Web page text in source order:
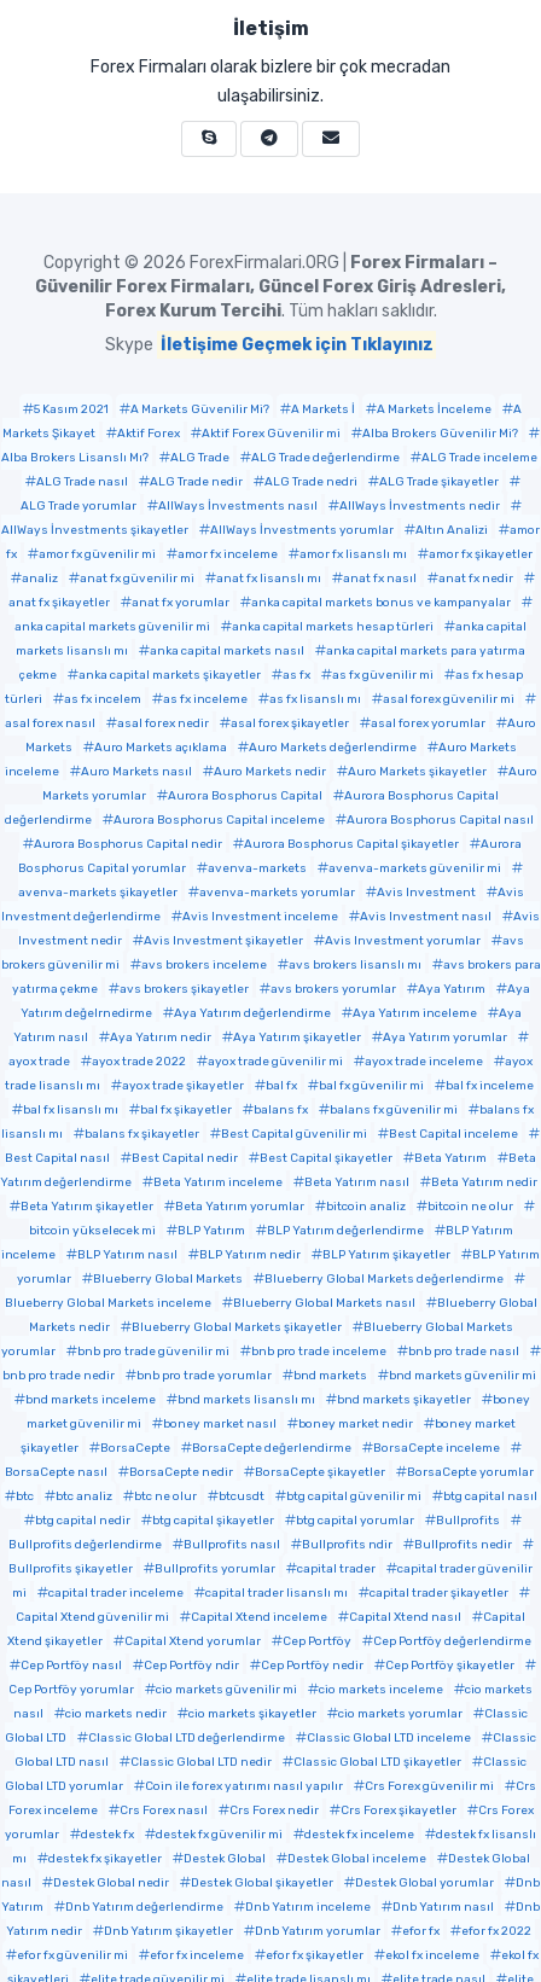
İletişim
Forex Firmaları olarak bizlere bir çok mecradan
ulaşabilirsiniz.
Copyright © 2026 ForexFirmalari.ORG |
Forex Firmaları –
Güvenilir Forex Firmaları, Güncel Forex Giriş Adresleri,
Forex Kurum Tercihi. Tüm hakları saklıdır.
Skype İletişime Geçmek için Tıklayınız
5 Kasım 2021 A Markets Güvenilir Mi? A Markets İ A Markets İnceleme
A
Markets Şikayet
Aktif Forex Aktif Forex Güvenilir mi
Alba Brokers Güvenilir Mi?
Alba Brokers Lisanslı Mı?
ALG Trade ALG Trade değerlendirme
ALG Trade inceleme
ALG Trade nasıl
ALG Trade nedir ALG Trade nedri
ALG Trade şikayetler
ALG Trade yorumlar
AllWays İnvestments nasıl
AllWays İnvestments nedir
AllWays İnvestments şikayetler
AllWays İnvestments yorumlar Altın Analizi
amor
fx
amor fx güvenilir mi amor fx inceleme amor fx lisanslı mı
amor fx şikayetler
analiz
anat fx güvenilir mi anat fx lisanslı mı anat fx nasıl
anat fx nedir
anat fx şikayetler
anat fx yorumlar
anka capital markets bonus ve kampanyalar
anka capital markets güvenilir mi
anka capital markets hesap türleri
anka capital
markets lisanslı mı
anka capital markets nasıl
anka capital markets para yatırma
çekme
anka capital markets şikayetler as fx as fx güvenilir mi
as fx hesap
türleri
as fx incelem as fx inceleme as fx lisanslı mı
asal forex güvenilir mi
asal forex nasıl
asal forex nedir asal forex şikayetler asal forex yorumlar
Auro
Markets
Auro Markets açıklama Auro Markets değerlendirme
Auro Markets
inceleme
Auro Markets nasıl Auro Markets nedir Auro Markets şikayetler
Auro
Markets yorumlar
Aurora Bosphorus Capital
Aurora Bosphorus Capital
değerlendirme
Aurora Bosphorus Capital inceleme
Aurora Bosphorus Capital nasıl
Aurora Bosphorus Capital nedir
Aurora Bosphorus Capital şikayetler
Aurora
Bosphorus Capital yorumlar
avenva-markets
avenva-markets güvenilir mi
avenva-markets şikayetler
avenva-markets yorumlar Avis Investment
Avis
Investment değerlendirme
Avis Investment inceleme Avis Investment nasıl
Avis
Investment nedir
Avis Investment şikayetler Avis Investment yorumlar
avs
brokers güvenilir mi
avs brokers inceleme avs brokers lisanslı mı
avs brokers para
yatırma çekme
avs brokers şikayetler avs brokers yorumlar Aya Yatırım
Aya
Yatırım değelrnedirme
Aya Yatırım değerlendirme Aya Yatırım inceleme
Aya
Yatırım nasıl
Aya Yatırım nedir Aya Yatırım şikayetler
Aya Yatırım yorumlar
ayox trade
ayox trade 2022 ayox trade güvenilir mi ayox trade inceleme
ayox
trade lisanslı mı
ayox trade şikayetler bal fx bal fx güvenilir mi
bal fx inceleme
bal fx lisanslı mı
bal fx şikayetler balans fx balans fx güvenilir mi
balans fx
lisanslı mı
balans fx şikayetler Best Capital güvenilir mi
Best Capital inceleme
Best Capital nasıl
Best Capital nedir Best Capital şikayetler Beta Yatırım
Beta
Yatırım değerlendirme
Beta Yatırım inceleme Beta Yatırım nasıl
Beta Yatırım nedir
Beta Yatırım şikayetler
Beta Yatırım yorumlar bitcoin analiz
bitcoin ne olur
bitcoin yükselecek mi
BLP Yatırım BLP Yatırım değerlendirme
BLP Yatırım
inceleme
BLP Yatırım nasıl BLP Yatırım nedir BLP Yatırım şikayetler
BLP Yatırım
yorumlar
Blueberry Global Markets
Blueberry Global Markets değerlendirme
Blueberry Global Markets inceleme
Blueberry Global Markets nasıl
Blueberry Global
Markets nedir
Blueberry Global Markets şikayetler
Blueberry Global Markets
yorumlar
bnb pro trade güvenilir mi bnb pro trade inceleme
bnb pro trade nasıl
bnb pro trade nedir
bnb pro trade yorumlar bnd markets
bnd markets güvenilir mi
bnd markets inceleme
bnd markets lisanslı mı bnd markets şikayetler
boney
market güvenilir mi
boney market nasıl boney market nedir
boney market
şikayetler
BorsaCepte BorsaCepte değerlendirme
BorsaCepte inceleme
BorsaCepte nasıl
BorsaCepte nedir BorsaCepte şikayetler
BorsaCepte yorumlar
btc
btc analiz btc ne olur btcusdt btg capital güvenilir mi
btg capital nasıl
btg capital nedir
btg capital şikayetler btg capital yorumlar
Bullprofits
Bullprofits değerlendirme
Bullprofits nasıl Bullprofits ndir
Bullprofits nedir
Bullprofits şikayetler
Bullprofits yorumlar capital trader
capital trader güvenilir
mi
capital trader inceleme capital trader lisanslı mı
capital trader şikayetler
Capital Xtend güvenilir mi
Capital Xtend inceleme Capital Xtend nasıl
Capital
Xtend şikayetler
Capital Xtend yorumlar Cep Portföy
Cep Portföy değerlendirme
Cep Portföy nasıl
Cep Portföy ndir Cep Portföy nedir
Cep Portföy şikayetler
Cep Portföy yorumlar
cio markets güvenilir mi cio markets inceleme
cio markets
nasıl
cio markets nedir cio markets şikayetler cio markets yorumlar
Classic
Global LTD
Classic Global LTD değerlendirme Classic Global LTD inceleme
Classic
Global LTD nasıl
Classic Global LTD nedir Classic Global LTD şikayetler
Classic
Global LTD yorumlar
Coin ile forex yatırımı nasıl yapılır Crs Forex güvenilir mi
Crs
Forex inceleme
Crs Forex nasıl Crs Forex nedir Crs Forex şikayetler
Crs Forex
yorumlar
destek fx destek fx güvenilir mi destek fx inceleme
destek fx lisanslı
mı
destek fx şikayetler Destek Global Destek Global inceleme
Destek Global
nasıl
Destek Global nedir Destek Global şikayetler Destek Global yorumlar
Dnb
Yatırım
Dnb Yatırım değerlendirme Dnb Yatırım inceleme Dnb Yatırım nasıl
Dnb
Yatırım nedir
Dnb Yatırım şikayetler Dnb Yatırım yorumlar efor fx
efor fx 2022
efor fx güvenilir mi
efor fx inceleme efor fx şikayetler ekol fx inceleme
ekol fx